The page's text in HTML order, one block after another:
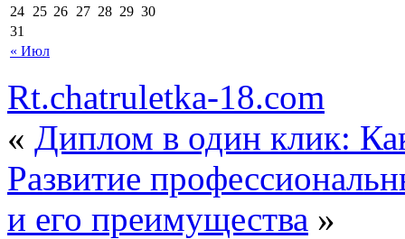
« Июл
24 25 26 27 28 29 30
31
Rt.chatruletka-18.com
« Диплом в один клик:
Развитие
и его преимущества »